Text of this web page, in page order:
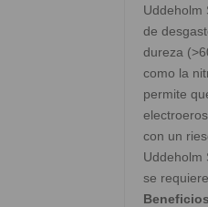
Uddeholm
de
dureza
como la
permite
con un
Uddeholm
se
Beneficios